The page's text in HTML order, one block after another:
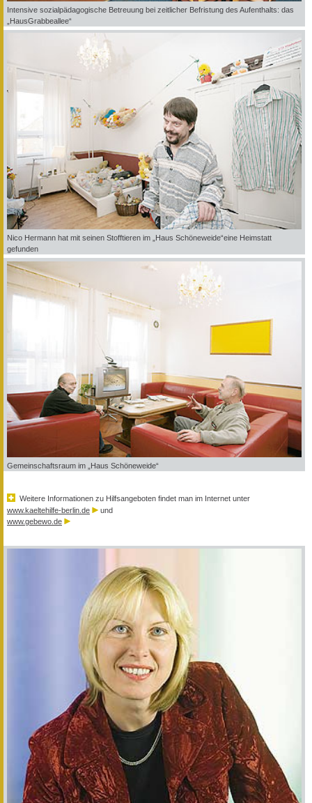
Intensive sozialpädagogische Betreuung bei zeitlicher Befristung des Aufenthalts: das
„HausGrabbeallee“
Nico Hermann hat mit seinen Stofftieren im „Haus Schöneweide“eine Heimstatt
gefunden
Gemeinschaftsraum im „Haus Schöneweide“
Weitere Informationen zu Hilfsangeboten findet man im Internet unter
www.kaeltehilfe-berlin.de
und
www.gebewo.de